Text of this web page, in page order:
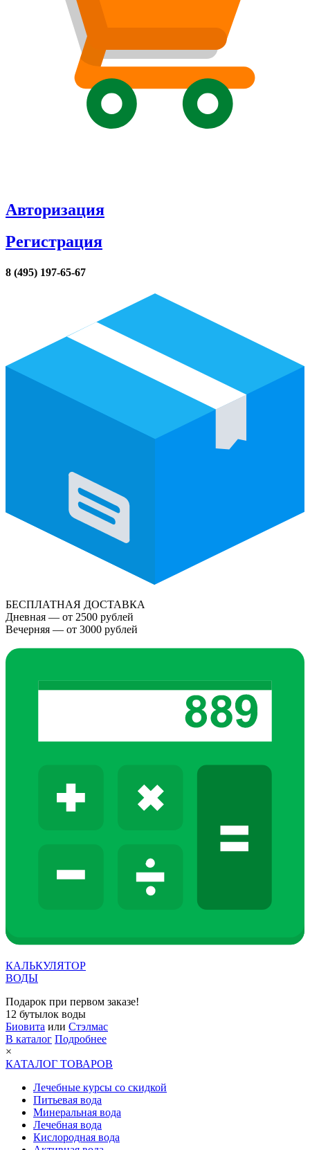
Авторизация
Регистрация
8 (495) 197-65-67
БЕСПЛАТНАЯ ДОСТАВКА
Дневная — от 2500 рублей
Вечерняя — от 3000 рублей
КАЛЬКУЛЯТОР
ВОДЫ
Подарок при первом заказе!
12 бутылок воды
Биовита или Стэлмас
В каталог Подробнее
×
КАТАЛОГ ТОВАРОВ
Лечебные курсы со скидкой
Питьевая вода
Минеральная вода
Лечебная вода
Кислородная вода